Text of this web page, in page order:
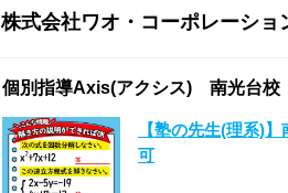
株式会社ワオ・コーポレーショ
個別指導Axis(アクシス) 南光台校
【塾の先生(理系)
可